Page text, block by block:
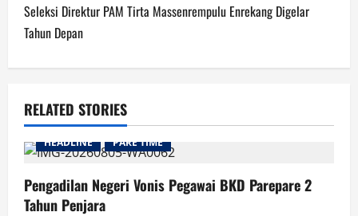
Seleksi Direktur PAM Tirta Massenrempulu Enrekang Digelar
Tahun Depan
RELATED STORIES
HEADLINE PARE TIME
Pengadilan Negeri Vonis Pegawai BKD Parepare 2
Tahun Penjara